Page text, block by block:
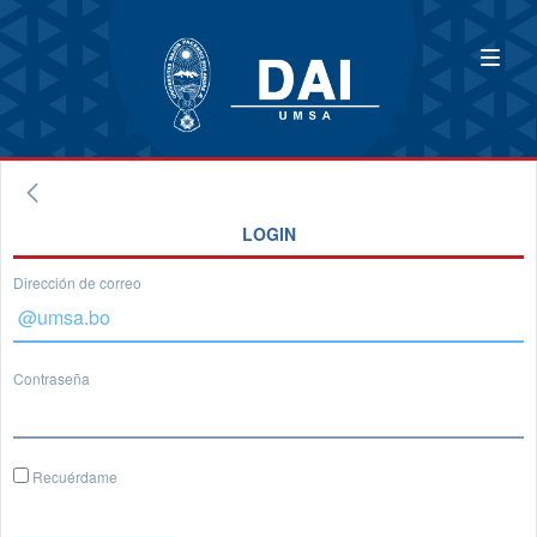
LOGIN
Dirección de correo
Contraseña
Recuérdame